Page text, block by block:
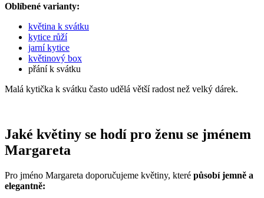
Oblíbené varianty:
květina k svátku
kytice růží
jarní kytice
květinový box
přání k svátku
Malá kytička k svátku často udělá větší radost než velký dárek.
Jaké květiny se hodí pro ženu se jménem
Margareta
Pro jméno Margareta doporučujeme květiny, které působí jemně a
elegantně: